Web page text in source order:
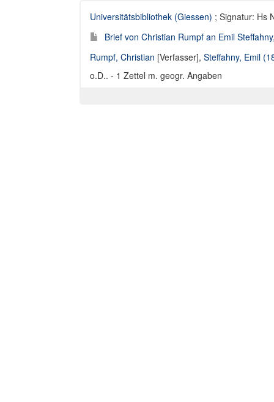
Universitätsbibliothek (Giessen) ; Signatur: Hs
Brief von Christian Rumpf an Emil
Rumpf, Christian [Verfasser], Steffahny, Emil
o.D.. - 1 Zettel m. geogr. Angaben